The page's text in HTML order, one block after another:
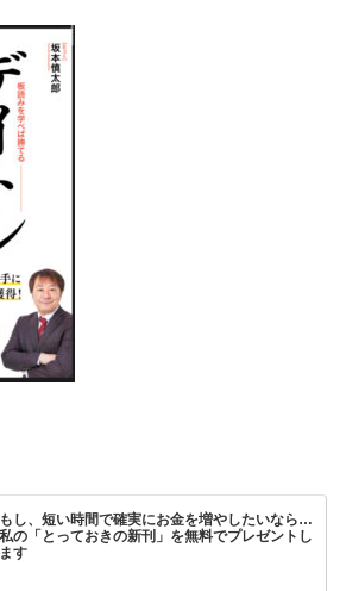
もし、短い時間で確実にお金を増やしたいなら…
私の「とっておきの新刊」を無料でプレゼントし
ます